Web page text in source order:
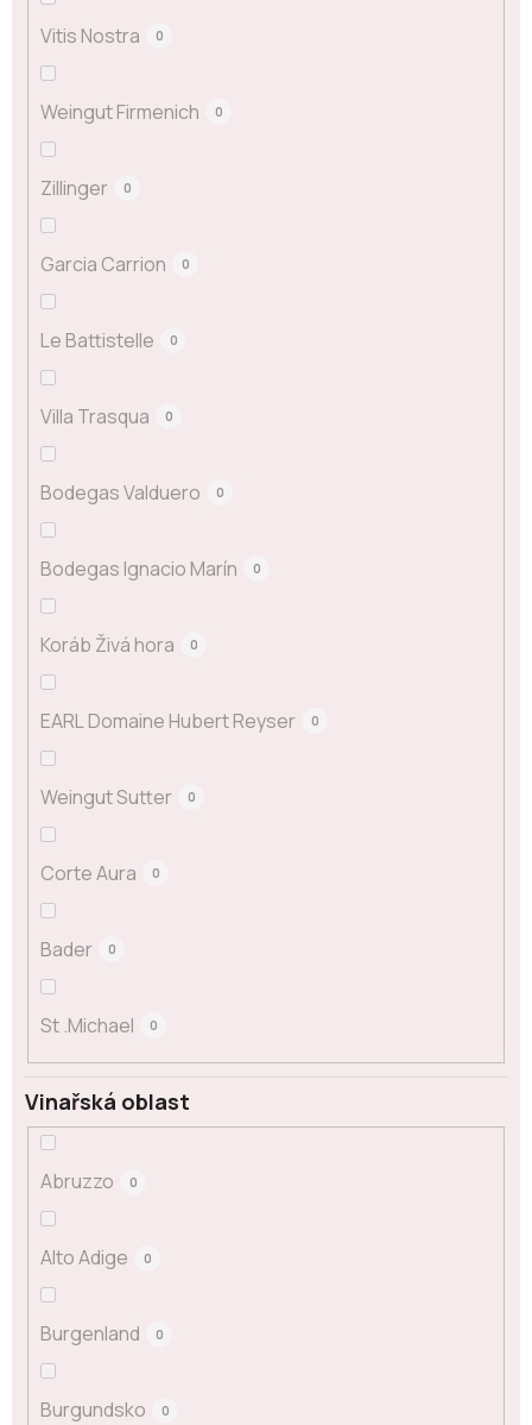
Vitis Nostra 0
Weingut Firmenich 0
Zillinger 0
Garcia Carrion 0
Le Battistelle 0
Villa Trasqua 0
Bodegas Valduero 0
Bodegas Ignacio Marín 0
Koráb Živá hora 0
EARL Domaine Hubert Reyser 0
Weingut Sutter 0
Corte Aura 0
Bader 0
St .Michael 0
Vinařská oblast
Abruzzo 0
Alto Adige 0
Burgenland 0
Burgundsko 0